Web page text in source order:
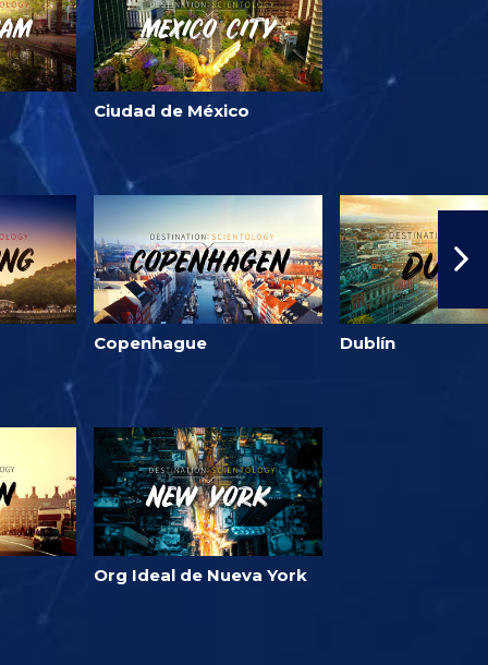
Ciudad de México
Copenhague Dublín
Org Ideal de Nueva York